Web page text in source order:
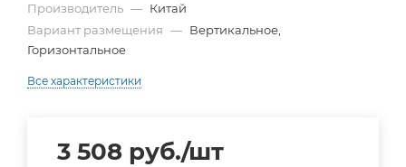
Производитель — Китай
Вариант размещения — Вертикальное,
Горизонтальное
Все характеристики
3 508 руб./шт